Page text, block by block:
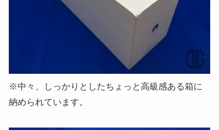
※中々、しっかりとしたちょっと高級感ある箱に
納められています。